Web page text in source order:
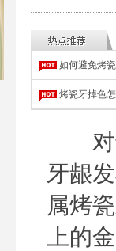
如何避免烤
烤瓷牙掉色
对于
牙龈
属烤
上的